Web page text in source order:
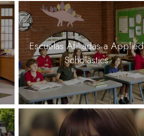
Escuelas Afiliadas a Applied
Scholastics